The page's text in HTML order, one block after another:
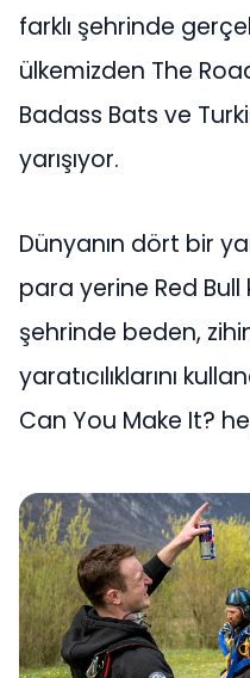
farklı şehrinde
ülkemizden The
Badass Bats ve
yarışıyor.
Dünyanın dört bir
para yerine Red Bull
şehrinde beden,
yaratıcılıklarını
Can You Make It?